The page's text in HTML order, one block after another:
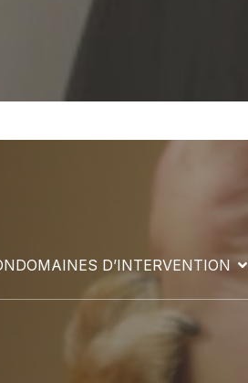
DOMAINES D’INTERVENTION